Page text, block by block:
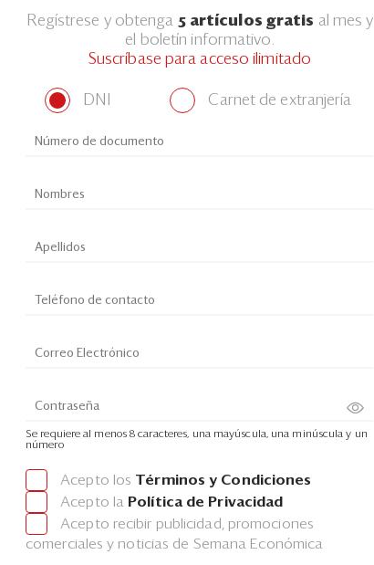
Regístrese y obtenga 5 artículos gratis al mes y
el boletín informativo.
Suscríbase para acceso ilimitado
DNI Carnet de extranjería
Se requiere al menos 8 caracteres, una mayúscula, una minúscula y un
número
Acepto los Términos y Condiciones
Acepto la Política de Privacidad
Acepto recibir publicidad, promociones
comerciales y noticias de Semana Económica